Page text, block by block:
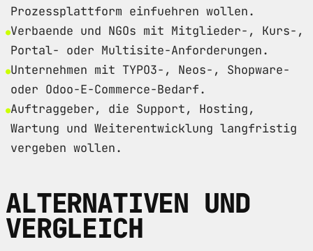
Prozessplattform einfuehren wollen.
Verbaende und NGOs mit Mitglieder-, Kurs-,
Portal- oder Multisite-Anforderungen.
Unternehmen mit TYPO3-, Neos-, Shopware-
oder Odoo-E-Commerce-Bedarf.
Auftraggeber, die Support, Hosting,
Wartung und Weiterentwicklung langfristig
vergeben wollen.
ALTERNATIVEN UND
VERGLEICH